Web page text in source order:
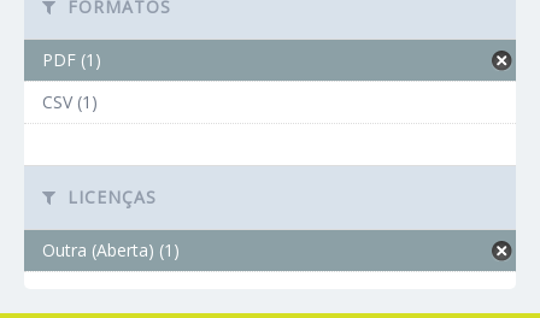
FORMATOS
PDF (1)
CSV (1)
LICENÇAS
Outra (Aberta) (1)